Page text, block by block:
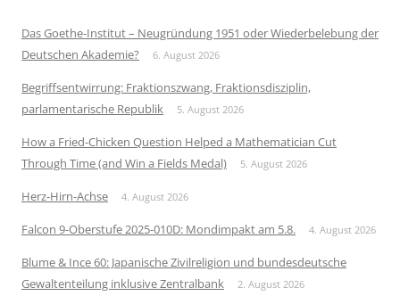
Das Goethe-Institut – Neugründung 1951 oder Wiederbelebung der
Deutschen Akademie?
6. August 2026
Begriffsentwirrung: Fraktionszwang, Fraktionsdisziplin,
parlamentarische Republik
5. August 2026
How a Fried-Chicken Question Helped a Mathematician Cut
Through Time (and Win a Fields Medal)
5. August 2026
Herz-Hirn-Achse 4. August 2026
Falcon 9-Oberstufe 2025-010D: Mondimpakt am 5.8. 4. August 2026
Blume & Ince 60: Japanische Zivilreligion und bundesdeutsche
Gewaltenteilung inklusive Zentralbank
2. August 2026